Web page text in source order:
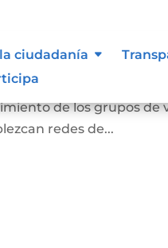
ciudadanía
con la ciudadanía
de los grupos de
redes de...